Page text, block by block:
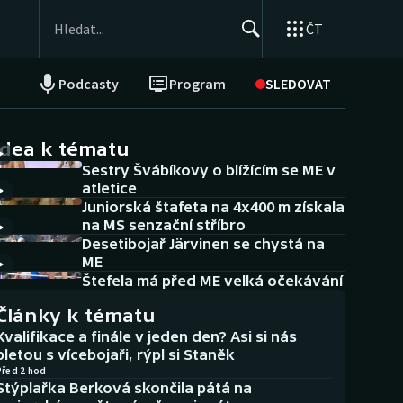
ČT
Podcasty Program SLEDOVAT
NEPŘEHLÉDNĚTE
Historické návraty
Aplikace ČT sport
AZ kvíz
k tématu
Sestry Švábíkovy o blížícím se ME v
atletice
Juniorská štafeta na 4x400 m získala
na MS senzační stříbro
Desetibojař Järvinen se chystá na
ME
Štefela má před ME velká očekávání
k tématu
a finále v jeden den? Asi si nás
s vícebojaři, rýpl si Staněk
2 hod
Berková skončila pátá na